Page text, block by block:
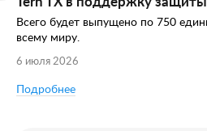
Всего будет выпущено по 750
всему миру.
6 июля 2026
Подробнее